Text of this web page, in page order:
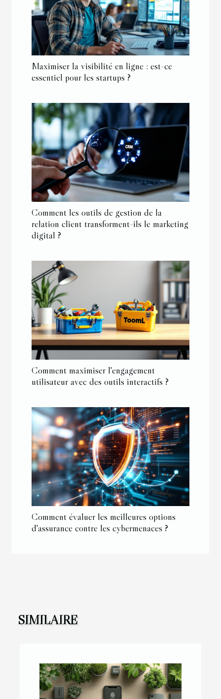
Maximiser la visibilité en ligne : est-ce
essentiel pour les startups ?
Comment les outils de gestion de la
relation client transforment-ils le marketing
digital ?
Comment maximiser l'engagement
utilisateur avec des outils interactifs ?
Comment évaluer les meilleures options
d'assurance contre les cybermenaces ?
SIMILAIRE